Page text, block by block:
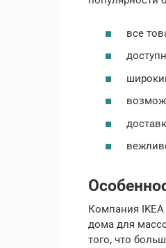
все
Компания
дома для
того, что